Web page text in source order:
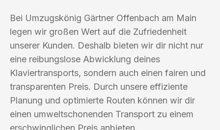
Bei Umzugskönig Gärtner Offenbach am Main
legen wir großen Wert auf die Zufriedenheit
unserer Kunden. Deshalb bieten wir dir nicht nur
eine reibungslose Abwicklung deines
Klaviertransports, sondern auch einen fairen und
transparenten Preis. Durch unsere effiziente
Planung und optimierte Routen können wir dir
einen umweltschonenden Transport zu einem
erschwinglichen Preis anbieten.